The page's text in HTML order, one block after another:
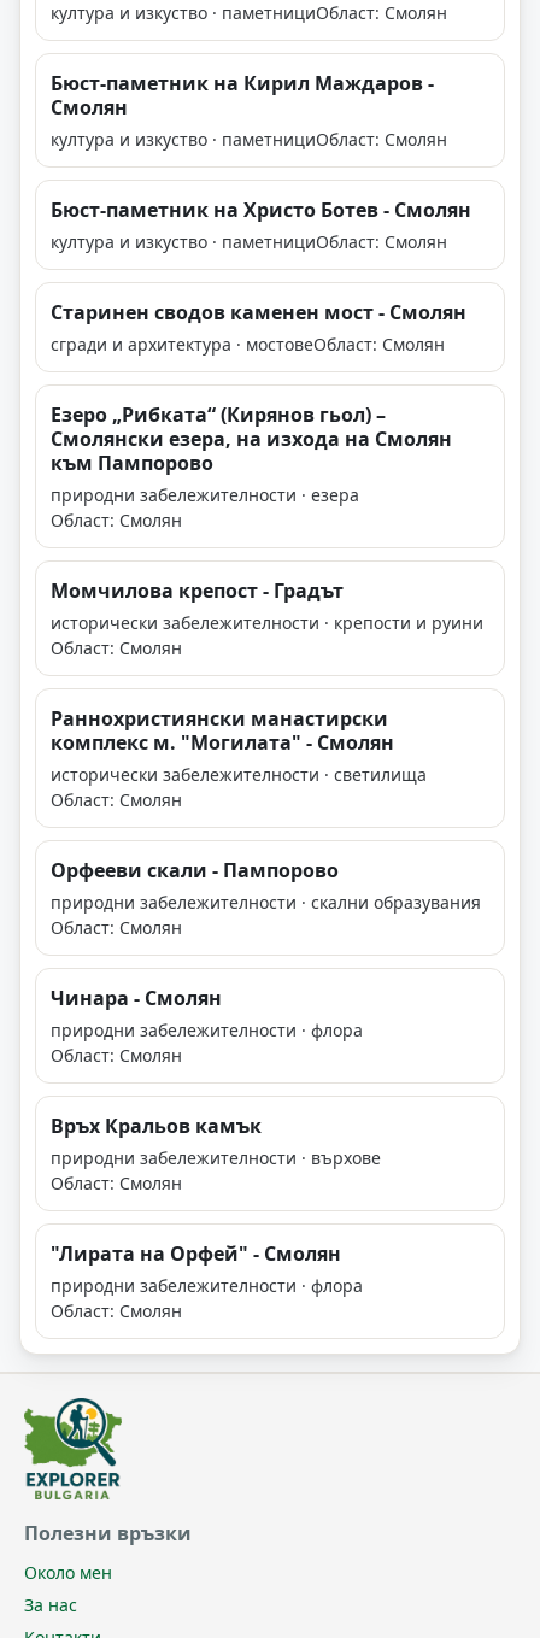
култура и изкуство · паметнициОбласт: Смолян
Бюст-паметник на Кирил Маждаров -
Смолян
култура и изкуство · паметнициОбласт: Смолян
Бюст-паметник на Христо Ботев - Смолян
култура и изкуство · паметнициОбласт: Смолян
Старинен сводов каменен мост - Смолян
сгради и архитектура · мостовеОбласт: Смолян
Езеро „Рибката“ (Кирянов гьол) –
Смолянски езера, на изхода на Смолян
към Пампорово
природни забележителности · езера
Област: Смолян
Момчилова крепост - Градът
исторически забележителности · крепости и руини
Област: Смолян
Раннохристиянски манастирски
комплекс м. "Могилата" - Смолян
исторически забележителности · светилища
Област: Смолян
Орфееви скали - Пампорово
природни забележителности · скални образувания
Област: Смолян
Чинара - Смолян
природни забележителности · флора
Област: Смолян
Връх Кральов камък
природни забележителности · върхове
Област: Смолян
"Лирата на Орфей" - Смолян
природни забележителности · флора
Област: Смолян
Полезни връзки
Около мен
За нас